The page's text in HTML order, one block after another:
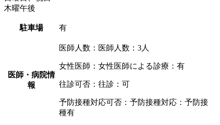
木曜午後
駐車場 有
医師・病院情
報
医師人数：医師人数：3人
女性医師：女性医師による診療：有
往診可否：往診：可
予防接種対応可否：予防接種対応：予防接
種有